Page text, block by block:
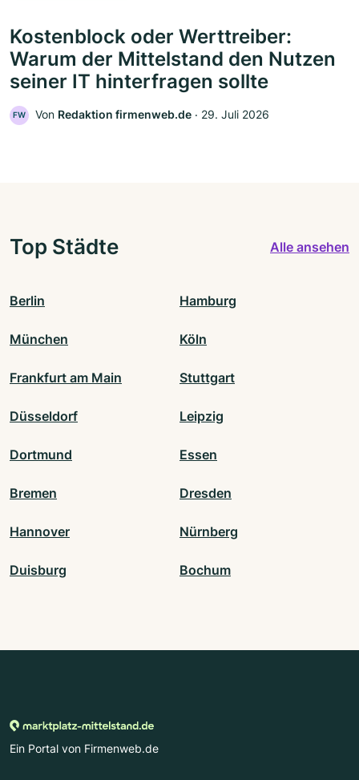
Kostenblock oder Werttreiber:
Warum der Mittelstand den Nutzen
seiner IT hinterfragen sollte
FW Von Redaktion firmenweb.de ‧ 29. Juli 2026
Top Städte Alle ansehen
Berlin Hamburg
München Köln
Frankfurt am Main Stuttgart
Düsseldorf Leipzig
Dortmund Essen
Bremen Dresden
Hannover Nürnberg
Duisburg Bochum
Ein Portal von Firmenweb.de